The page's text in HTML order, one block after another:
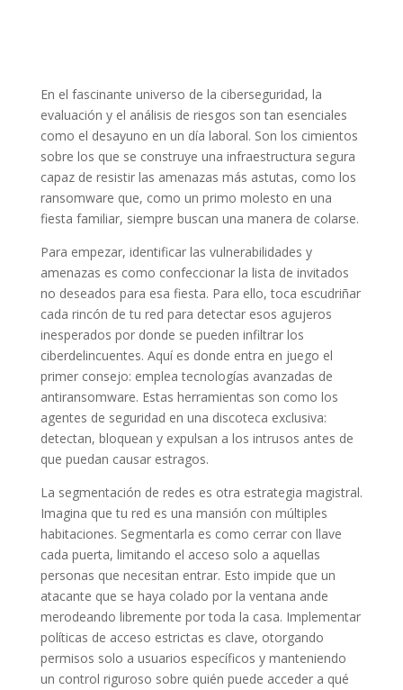
En el fascinante universo de la ciberseguridad, la
evaluación y el análisis de riesgos son tan esenciales
como el desayuno en un día laboral. Son los cimientos
sobre los que se construye una infraestructura segura
capaz de resistir las amenazas más astutas, como los
ransomware que, como un primo molesto en una
fiesta familiar, siempre buscan una manera de colarse.
Para empezar, identificar las vulnerabilidades y
amenazas es como confeccionar la lista de invitados
no deseados para esa fiesta. Para ello, toca escudriñar
cada rincón de tu red para detectar esos agujeros
inesperados por donde se pueden infiltrar los
ciberdelincuentes. Aquí es donde entra en juego el
primer consejo: emplea tecnologías avanzadas de
antiransomware. Estas herramientas son como los
agentes de seguridad en una discoteca exclusiva:
detectan, bloquean y expulsan a los intrusos antes de
que puedan causar estragos.
La segmentación de redes es otra estrategia magistral.
Imagina que tu red es una mansión con múltiples
habitaciones. Segmentarla es como cerrar con llave
cada puerta, limitando el acceso solo a aquellas
personas que necesitan entrar. Esto impide que un
atacante que se haya colado por la ventana ande
merodeando libremente por toda la casa. Implementar
políticas de acceso estrictas es clave, otorgando
permisos solo a usuarios específicos y manteniendo
un control riguroso sobre quién puede acceder a qué